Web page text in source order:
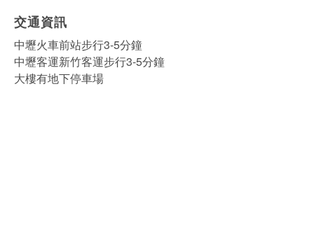
交通資訊
中壢火車前站步行3-5分鐘
中壢客運新竹客運步行3-5分鐘
大樓有地下停車場